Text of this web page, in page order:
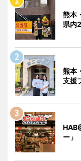
熊本
県内
熊本
支援
ー」